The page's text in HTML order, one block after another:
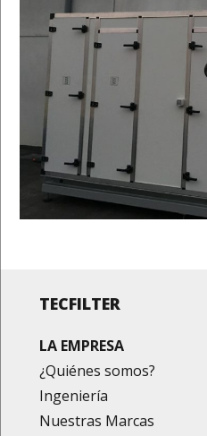
TECFILTER
LA EMPRESA
¿Quiénes somos?
Ingeniería
Nuestras Marcas